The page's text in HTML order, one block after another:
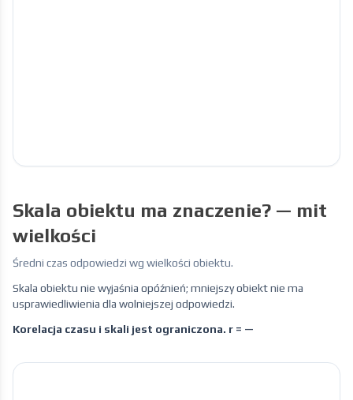
Skala obiektu ma znaczenie? — mit
wielkości
Średni czas odpowiedzi wg wielkości obiektu.
Skala obiektu nie wyjaśnia opóźnień; mniejszy obiekt nie ma
usprawiedliwienia dla wolniejszej odpowiedzi.
Korelacja czasu i skali jest ograniczona. r = —